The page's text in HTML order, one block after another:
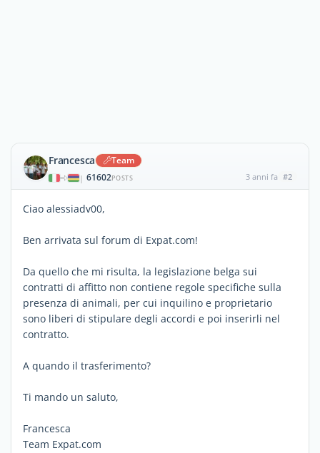
Francesca Team
| 61602POSTS 3 anni fa #2
Ciao alessiadv00,
Ben arrivata sul forum di Expat.com!
Da quello che mi risulta, la legislazione belga sui
contratti di affitto non contiene regole specifiche sulla
presenza di animali, per cui inquilino e proprietario
sono liberi di stipulare degli accordi e poi inserirli nel
contratto.
A quando il trasferimento?
Ti mando un saluto,
Francesca
Team Expat.com